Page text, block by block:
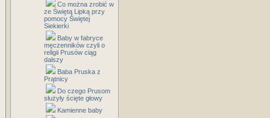
Co można zrobić w
ze Świętą Lipką przy
pomocy Świętej
Siekierki
Baby w fabryce
męczenników czyli o
religii Prusów ciąg
dalszy
Baba Pruska z
Prątnicy
Do czego Prusom
służyły ścięte głowy
Kamienne baby